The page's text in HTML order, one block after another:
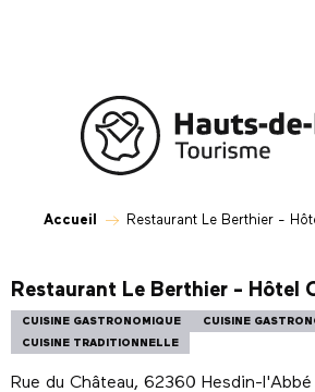
Accueil Restaurant Le Berthier -
Restaurant Le Berthier - Hôtel
CUISINE GASTRONOMIQUE
CUISINE
CUISINE TRADITIONNELLE
Rue du Château, 62360 Hesdin-l'Abbé